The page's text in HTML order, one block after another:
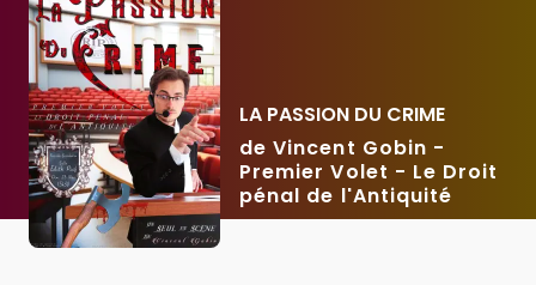
LA PASSION DU CRIME
de Vincent Gobin -
Premier Volet - Le Droit
pénal de l'Antiquité